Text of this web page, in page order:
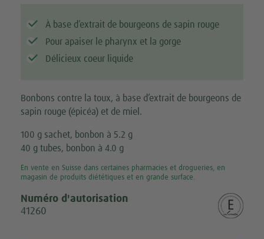
À base d’extrait de bourgeons de sapin rouge
Pour apaiser le pharynx et la gorge
Délicieux coeur liquide
Bonbons contre la toux, à base d’extrait de bourgeons de
sapin rouge (épicéa) et de miel.
100 g sachet, bonbon à 5.2 g
40 g tubes, bonbon à 4.0 g
En vente en Suisse dans certaines pharmacies et drogueries, en
magasin de produits diététiques et en grande surface.
Numéro d'autorisation
41260